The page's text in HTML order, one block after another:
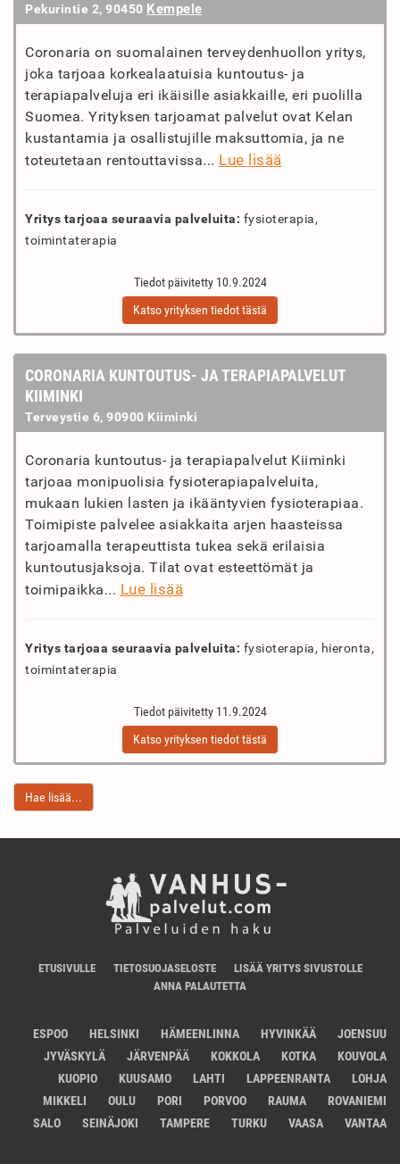
Pekurintie 2, 90450 Kempele
Coronaria on suomalainen terveydenhuollon yritys,
joka tarjoaa korkealaatuisia kuntoutus- ja
terapiapalveluja eri ikäisille asiakkaille, eri puolilla
Suomea. Yrityksen tarjoamat palvelut ovat Kelan
kustantamia ja osallistujille maksuttomia, ja ne
toteutetaan rentouttavissa... Lue lisää
Yritys tarjoaa seuraavia palveluita: fysioterapia,
toimintaterapia
Tiedot päivitetty 10.9.2024
Katso yrityksen tiedot tästä
CORONARIA KUNTOUTUS- JA TERAPIAPALVELUT
KIIMINKI
Terveystie 6, 90900 Kiiminki
Coronaria kuntoutus- ja terapiapalvelut Kiiminki
tarjoaa monipuolisia fysioterapiapalveluita,
mukaan lukien lasten ja ikääntyvien fysioterapiaa.
Toimipiste palvelee asiakkaita arjen haasteissa
tarjoamalla terapeuttista tukea sekä erilaisia
kuntoutusjaksoja. Tilat ovat esteettömät ja
toimipaikka... Lue lisää
Yritys tarjoaa seuraavia palveluita: fysioterapia, hieronta,
toimintaterapia
Tiedot päivitetty 11.9.2024
Katso yrityksen tiedot tästä
Hae lisää...
ETUSIVULLE TIETOSUOJASELOSTE
LISÄÄ YRITYS SIVUSTOLLE
ANNA PALAUTETTA
ESPOO HELSINKI HÄMEENLINNA HYVINKÄÄ
JOENSUU
JYVÄSKYLÄ
JÄRVENPÄÄ KOKKOLA KOTKA
KOUVOLA
KUOPIO
KUUSAMO LAHTI LAPPEENRANTA
LOHJA
MIKKELI
OULU PORI PORVOO RAUMA
ROVANIEMI
SALO
SEINÄJOKI TAMPERE TURKU VAASA VANTAA